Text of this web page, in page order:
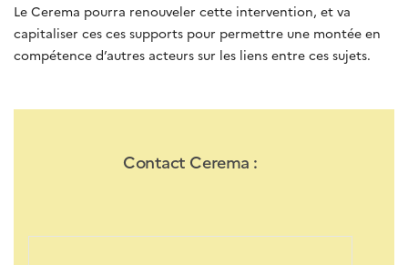
Le Cerema pourra renouveler cette intervention, et va
capitaliser ces ces supports pour permettre une montée en
compétence d’autres acteurs sur les liens entre ces sujets.
Contact Cerema :